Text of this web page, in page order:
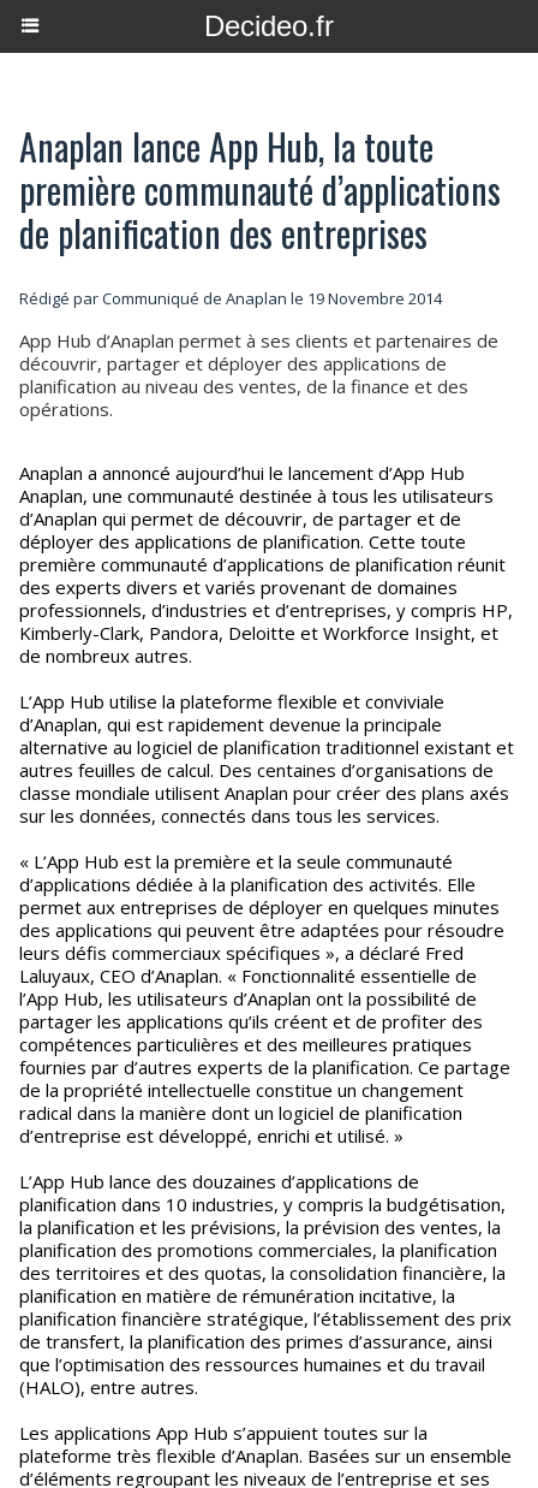
Decideo.fr
Anaplan lance App Hub, la toute
première communauté d’applications
de planification des entreprises
Rédigé par Communiqué de Anaplan le 19 Novembre 2014
App Hub d’Anaplan permet à ses clients et partenaires de
découvrir, partager et déployer des applications de
planification au niveau des ventes, de la finance et des
opérations.
Anaplan a annoncé aujourd’hui le lancement d’App Hub
Anaplan, une communauté destinée à tous les utilisateurs
d’Anaplan qui permet de découvrir, de partager et de
déployer des applications de planification. Cette toute
première communauté d’applications de planification réunit
des experts divers et variés provenant de domaines
professionnels, d’industries et d’entreprises, y compris HP,
Kimberly-Clark, Pandora, Deloitte et Workforce Insight, et
de nombreux autres.
L’App Hub utilise la plateforme flexible et conviviale
d’Anaplan, qui est rapidement devenue la principale
alternative au logiciel de planification traditionnel existant et
autres feuilles de calcul. Des centaines d’organisations de
classe mondiale utilisent Anaplan pour créer des plans axés
sur les données, connectés dans tous les services.
« L’App Hub est la première et la seule communauté
d’applications dédiée à la planification des activités. Elle
permet aux entreprises de déployer en quelques minutes
des applications qui peuvent être adaptées pour résoudre
leurs défis commerciaux spécifiques », a déclaré Fred
Laluyaux, CEO d’Anaplan. « Fonctionnalité essentielle de
l’App Hub, les utilisateurs d’Anaplan ont la possibilité de
partager les applications qu’ils créent et de profiter des
compétences particulières et des meilleures pratiques
fournies par d’autres experts de la planification. Ce partage
de la propriété intellectuelle constitue un changement
radical dans la manière dont un logiciel de planification
d’entreprise est développé, enrichi et utilisé. »
L’App Hub lance des douzaines d’applications de
planification dans 10 industries, y compris la budgétisation,
la planification et les prévisions, la prévision des ventes, la
planification des promotions commerciales, la planification
des territoires et des quotas, la consolidation financière, la
planification en matière de rémunération incitative, la
planification financière stratégique, l’établissement des prix
de transfert, la planification des primes d’assurance, ainsi
que l’optimisation des ressources humaines et du travail
(HALO), entre autres.
Les applications App Hub s’appuient toutes sur la
plateforme très flexible d’Anaplan. Basées sur un ensemble
d’éléments regroupant les niveaux de l’entreprise et ses